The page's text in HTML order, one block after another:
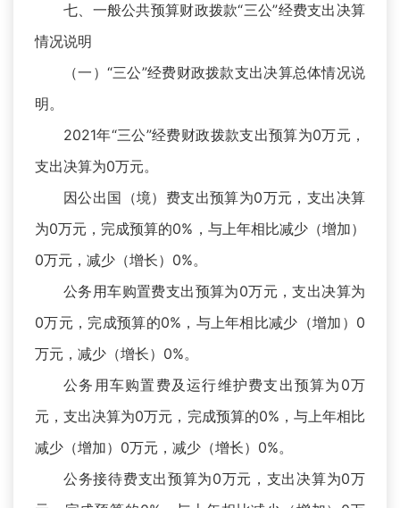
七、一般公共预算财政拨款“三公”经费支出决算
情况说明
（一）“三公”经费财政拨款支出决算总体情况说
明。
2021年“三公”经费财政拨款支出预算为0万元，
支出决算为0万元。
因公出国（境）费支出预算为0万元，支出决算
为0万元，完成预算的0%，与上年相比减少（增加）
0万元，减少（增长）0%。
公务用车购置费支出预算为0万元，支出决算为
0万元，完成预算的0%，与上年相比减少（增加）0
万元，减少（增长）0%。
公务用车购置费及运行维护费支出预算为0万
元，支出决算为0万元，完成预算的0%，与上年相比
减少（增加）0万元，减少（增长）0%。
公务接待费支出预算为0万元，支出决算为0万